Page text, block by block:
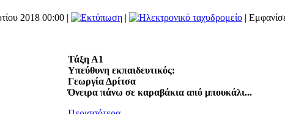
2018 00:00 | | |
Τάξη Α1
Υπεύθυνη εκπαιδευτικός:
Γεωργία Δρίτσα
Όνειρα πάνω σε καραβάκια από μπουκάλι...